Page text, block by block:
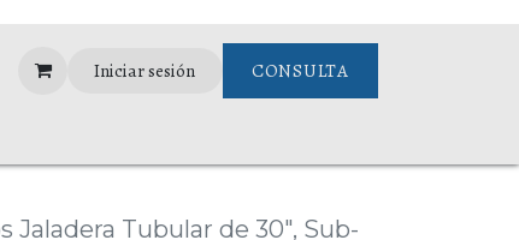
Iniciar sesión CONSULTA
Jaladera Tubular de 30", Sub-